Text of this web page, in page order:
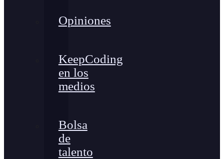
Opiniones
KeepCoding
en los
medios
Bolsa
de
talento